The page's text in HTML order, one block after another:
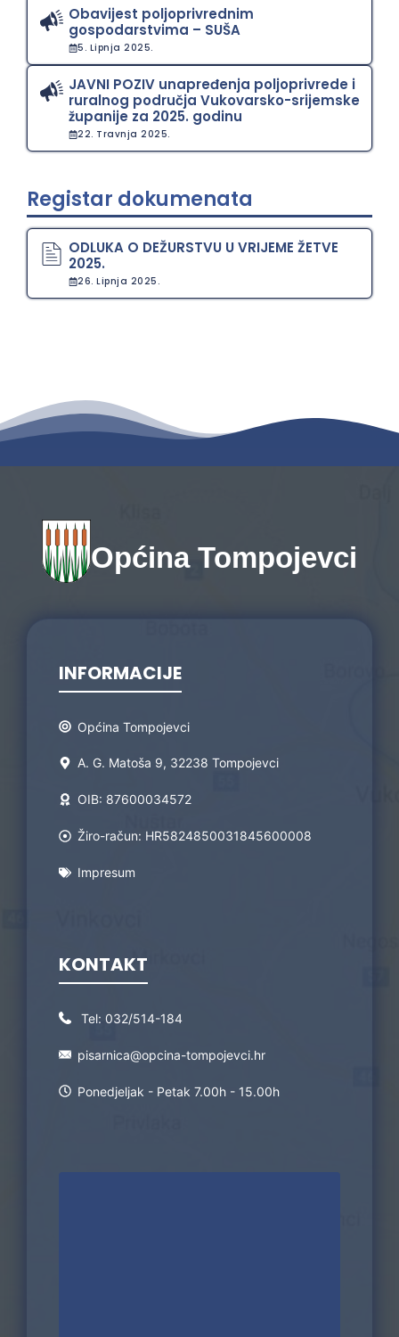
Obavijest poljoprivrednim
gospodarstvima – SUŠA
5. Lipnja 2025.
JAVNI POZIV unapređenja poljoprivrede i
ruralnog područja Vukovarsko-srijemske
županije za 2025. godinu
22. Travnja 2025.
Registar dokumenata
ODLUKA O DEŽURSTVU U VRIJEME ŽETVE
2025.
26. Lipnja 2025.
Općina Tompojevci
INFORMACIJE
Općina Tompojevci
A. G. Matoša 9, 32238 Tompojevci
OIB: 87600034572
Žiro-račun: HR5824850031845600008
Impresum
KONTAKT
Tel: 032/514-184
pisarnica@opcina-tompojevci.hr
Ponedjeljak - Petak 7.00h - 15.00h